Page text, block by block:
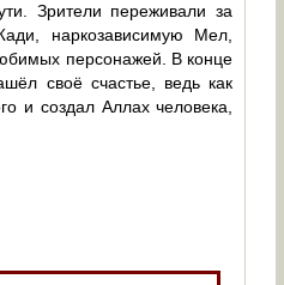
Зрители переживали за
наркозависимую Мел,
персонажей. В конце
своё счастье, ведь как
и создал Аллах человека,